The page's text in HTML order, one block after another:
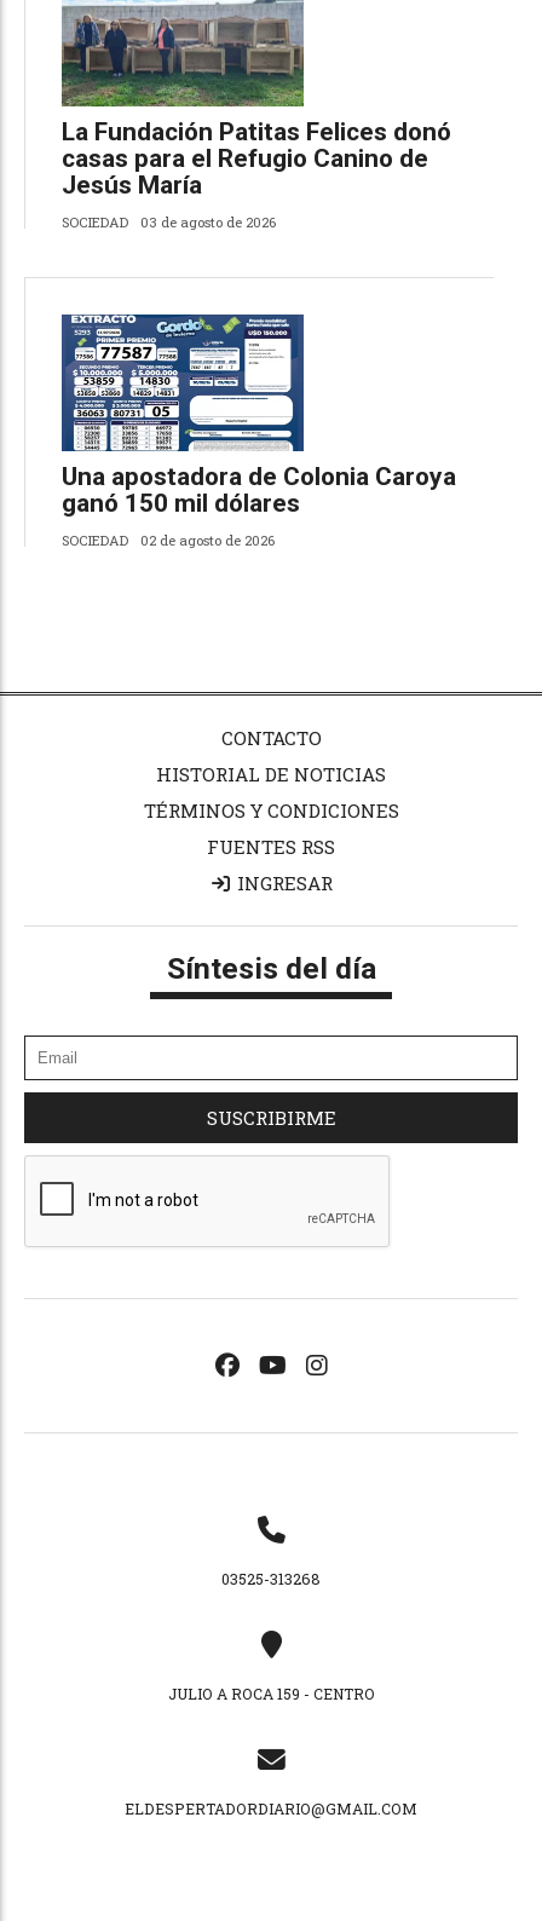
La Fundación Patitas Felices donó
casas para el Refugio Canino de
Jesús María
SOCIEDAD 03 de agosto de 2026
Una apostadora de Colonia Caroya
ganó 150 mil dólares
SOCIEDAD 02 de agosto de 2026
CONTACTO
HISTORIAL DE NOTICIAS
TÉRMINOS Y CONDICIONES
FUENTES RSS
INGRESAR
Síntesis del día
SUSCRIBIRME
03525-313268
JULIO A ROCA 159 - CENTRO
ELDESPERTADORDIARIO@GMAIL.COM